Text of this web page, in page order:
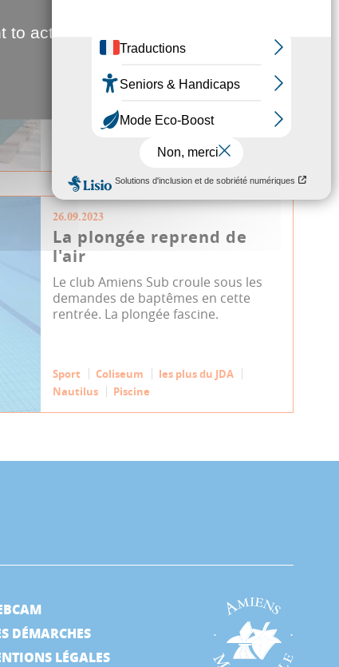
La piscine du Nautilus ferme le 30
novembre pour dix-huit mois de
travaux de modernisation et de
remise à...
Équipement
26.09.2023
La plongée reprend de
l'air
Le club Amiens Sub croule sous les
demandes de baptêmes en cette
rentrée. La plongée fascine.
Sport Coliseum
les plus du JDA
Nautilus
Piscine
DÉMARCHES
LÉGALES
activate